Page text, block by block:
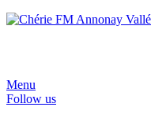
Menu
Follow us